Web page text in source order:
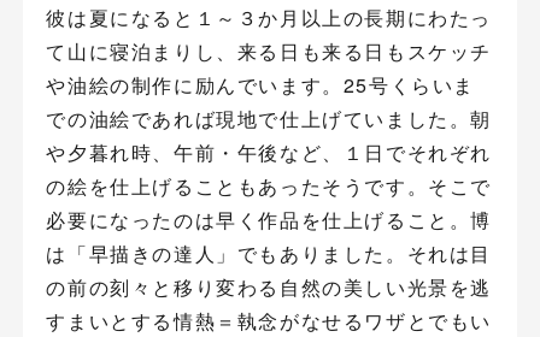
彼は夏になると１～３か月以上の長期にわたっ
て山に寝泊まりし、来る日も来る日もスケッチ
や油絵の制作に励んでいます。25号くらいま
での油絵であれば現地で仕上げていました。朝
や夕暮れ時、午前・午後など、１日でそれぞれ
の絵を仕上げることもあったそうです。そこで
必要になったのは早く作品を仕上げること。博
は「早描きの達人」でもありました。それは目
の前の刻々と移り変わる自然の美しい光景を逃
すまいとする情熱＝執念がなせるワザとでもい